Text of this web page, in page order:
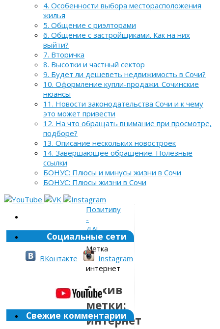
4. Особенности выбора месторасположения
жилья
5. Общение с риэлторами
6. Общение с застройщиками. Как на них
выйти?
7. Вторичка
8. Высотки и частный сектор
9. Будет ли дешеветь недвижимость в Сочи?
10. Оформление купли-продажи. Сочинские
нюансы
11. Новости законодательства Сочи и к чему
это может привести
12. На что обращать внимание при просмотре,
подборе?
13. Описание нескольких новостроек
14. Завершающее обращение. Полезные
ссылки
БОНУС: Плюсы и минусы жизни в Сочи
БОНУС: Плюсы жизни в Сочи
Позитиву
-
ДА!
»
Метка
»
интернет
Архив
метки:
интернет
Социальные сети
ВКонтакте Instagram
Свежие комментарии